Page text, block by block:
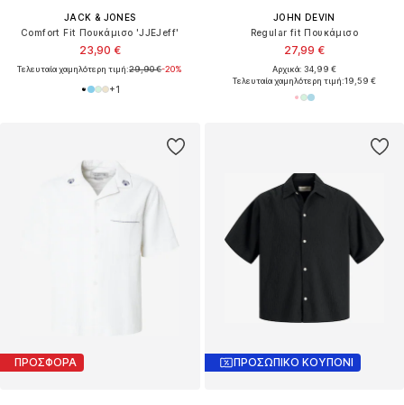
JACK & JONES
Comfort Fit Πουκάμισο 'JJEJeff'
23,90 €
Τελευταία χαμηλότερη τιμή:29,90 €-20%
+1
JOHN DEVIN
Regular fit Πουκάμισο
27,99 €
Αρχικά: 34,99 €
Τελευταία χαμηλότερη τιμή:19,59 €
ΠΡΟΣΦΟΡΑ ΠΡΟΣΩΠΙΚΟ ΚΟΥΠΟΝΙ